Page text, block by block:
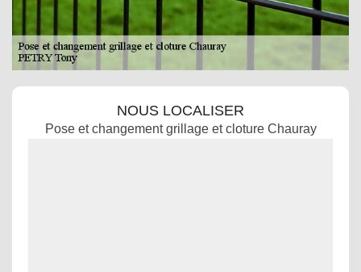
NOUS LOCALISER
Pose et changement grillage et cloture Chauray